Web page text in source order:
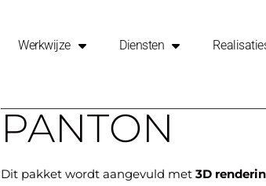
Werkwijze Diensten
PANTON
Dit pakket wordt aangevuld met 3D